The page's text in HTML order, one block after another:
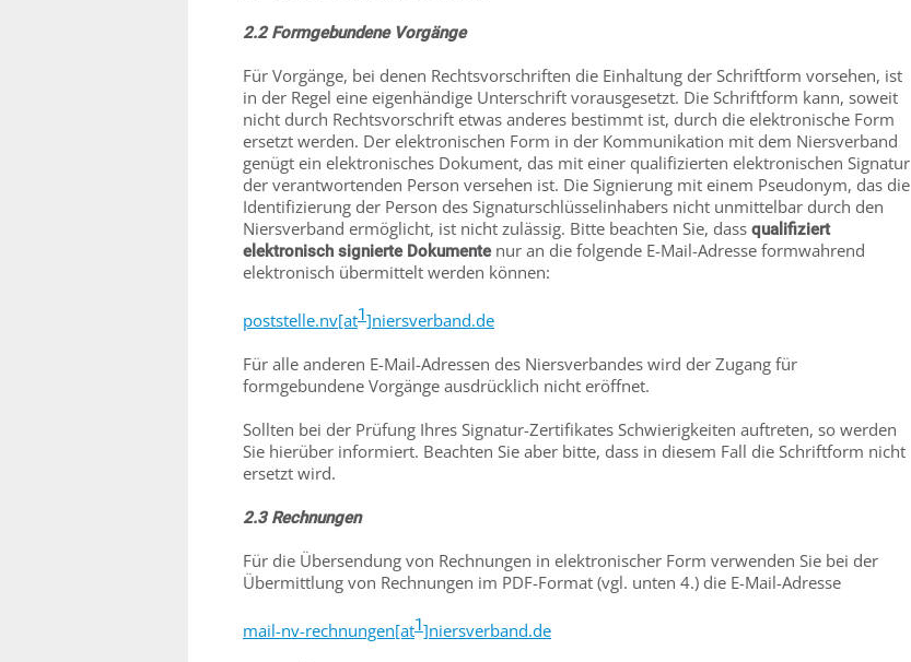
2.2 Formgebundene Vorgänge
Für Vorgänge, bei denen Rechtsvorschriften die Einhaltung der Schriftform vorsehen, ist
in der Regel eine eigenhändige Unterschrift vorausgesetzt. Die Schriftform kann, soweit
nicht durch Rechtsvorschrift etwas anderes bestimmt ist, durch die elektronische Form
ersetzt werden. Der elektronischen Form in der Kommunikation mit dem Niersverband
genügt ein elektronisches Dokument, das mit einer qualifizierten elektronischen Signatur
der verantwortenden Person versehen ist. Die Signierung mit einem Pseudonym, das die
Identifizierung der Person des Signaturschlüsselinhabers nicht unmittelbar durch den
Niersverband ermöglicht, ist nicht zulässig. Bitte beachten Sie, dass qualifiziert
elektronisch signierte Dokumentenur an die folgende E-Mail-Adresse formwahrend
elektronisch übermittelt werden können:
poststelle.nv[at1]niersverband.de
Für alle anderen E-Mail-Adressen des Niersverbandes wird der Zugang für
formgebundene Vorgänge ausdrücklich nicht eröffnet.
Sollten bei der Prüfung Ihres Signatur-Zertifikates Schwierigkeiten auftreten, so werden
Sie hierüber informiert. Beachten Sie aber bitte, dass in diesem Fall die Schriftform nicht
ersetzt wird.
2.3 Rechnungen
Für die Übersendung von Rechnungen in elektronischer Form verwenden Sie bei der
Übermittlung von Rechnungen im PDF-Format (vgl. unten 4.) die E-Mail-Adresse
mail-nv-rechnungen[at1]niersverband.de